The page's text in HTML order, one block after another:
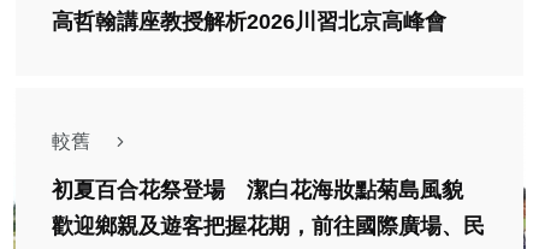
高哲翰講座教授解析2026川習北京高峰會
較舊
初夏百合花祭登場 潔白花海妝點菊島風貌
歡迎鄉親及遊客把握花期，前往國際廣場、民